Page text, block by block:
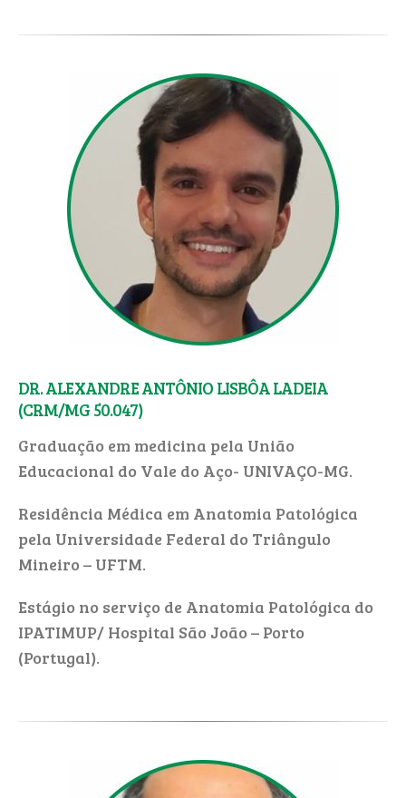
DR. ALEXANDRE ANTÔNIO LISBÔA LADEIA
(CRM/MG 50.047)
Graduação em medicina pela União
Educacional do Vale do Aço- UNIVAÇO-MG.
Residência Médica em Anatomia Patológica
pela Universidade Federal do Triângulo
Mineiro – UFTM.
Estágio no serviço de Anatomia Patológica do
IPATIMUP/ Hospital São João – Porto
(Portugal).